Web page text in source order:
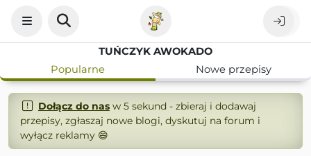
TUŃCZYK AWOKADO
Popularne
Nowe przepisy
Dołącz do nasw 5 sekund - zbieraj i dodawaj
przepisy, zgłaszaj nowe blogi, dyskutuj na forum i
wyłącz reklamy 😄